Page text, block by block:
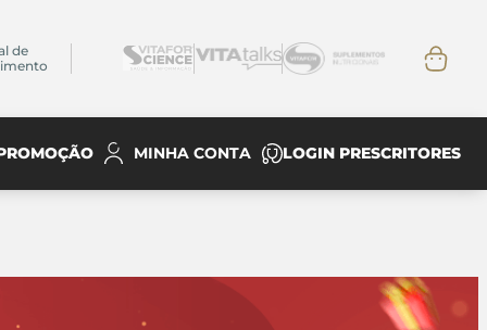
de
MINHA CONTA LOGIN PRESCRITORES